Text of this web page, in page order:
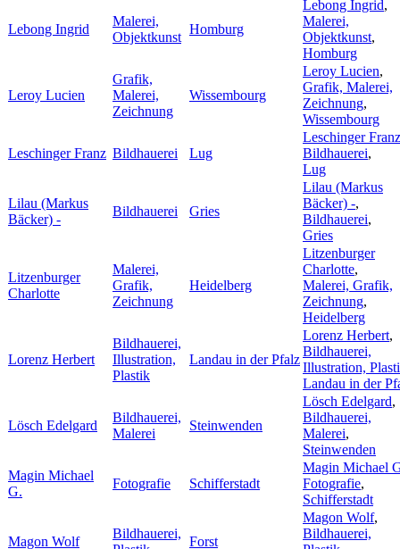
Lebong Ingrid
Malerei,
Objektkunst
Homburg
Lebong Ingrid,
Malerei,
Objektkunst,
Homburg
Leroy Lucien
Grafik,
Malerei,
Zeichnung
Wissembourg
Leroy Lucien,
Grafik, Malerei,
Zeichnung,
Wissembourg
Leschinger Franz Bildhauerei Lug
Leschinger Franz
Bildhauerei,
Lug
Lilau (Markus
Bäcker) -
Bildhauerei Gries
Lilau (Markus
Bäcker) -,
Bildhauerei,
Gries
Litzenburger
Charlotte
Malerei,
Grafik,
Zeichnung
Heidelberg
Litzenburger
Charlotte,
Malerei, Grafik,
Zeichnung,
Heidelberg
Lorenz Herbert
Bildhauerei,
Illustration,
Plastik
Landau in der Pfalz
Lorenz Herbert,
Bildhauerei,
Illustration,
Landau in der
Lösch Edelgard
Bildhauerei,
Malerei
Steinwenden
Lösch Edelgard,
Bildhauerei,
Malerei,
Steinwenden
Magin Michael
G.
Fotografie Schifferstadt
Magin Michael
Fotografie,
Schifferstadt
Magon Wolf
Bildhauerei,
Forst
Magon Wolf,
Bildhauerei,